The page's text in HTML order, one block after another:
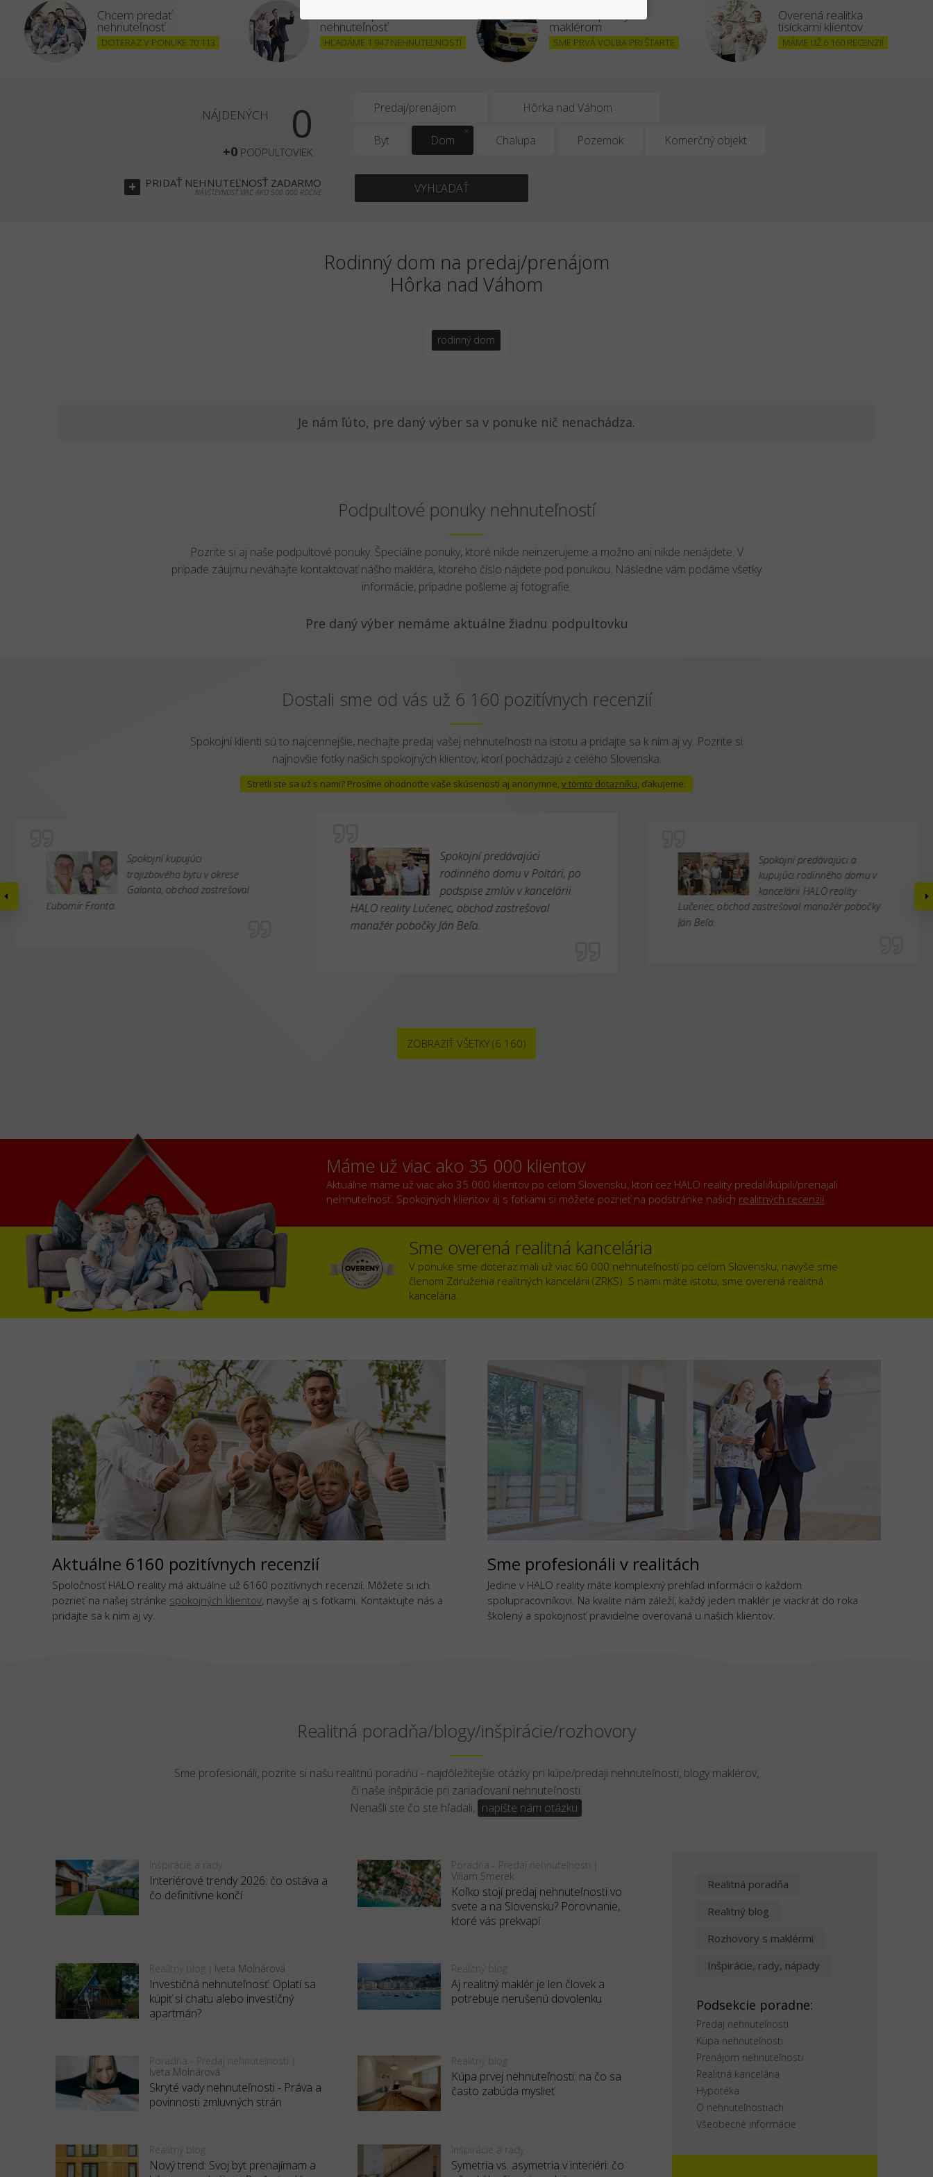
Chcem predať
nehnuteľnosť
DOTERAZ V PONUKE 70 113
nehnuteľnosť
HĽADÁME 1 947 NEHNUTEĽNOSTÍ
maklérom
SME PRVÁ VOĽBA PRI ŠTARTE
Overená realitka
tisíckami klientov
MÁME UŽ 6 160 RECENZIÍ
Predaj/prenájom
Byt Dom Chalupa Pozemok Komerčný objekt
VYHĽADAŤ
NÁJDENÝCH 0
+0 PODPULTOVIEK
+ PRIDAŤ NEHNUTEĽNOSŤ ZADARMO
NÁVŠTEVNOSŤ VIAC AKO 500 000 ROČNE
Rodinný dom na predaj/prenájom
Hôrka nad Váhom
rodinný dom
Je nám ľúto, pre daný výber sa v ponuke nič nenachádza.
Podpultové ponuky nehnuteľností
Pozrite si aj naše podpultové ponuky. Špeciálne ponuky, ktoré nikde neinzerujeme a možno ani nikde nenájdete. V
prípade záujmu neváhajte kontaktovať nášho makléra, ktorého číslo nájdete pod ponukou. Následne vám podáme všetky
informácie, prípadne pošleme aj fotografie.
Pre daný výber nemáme aktuálne žiadnu podpultovku
Dostali sme od vás už 6 160 pozitívnych recenzií
Spokojní klienti sú to najcennejšie, nechajte predaj vašej nehnuteľnosti na istotu a pridajte sa k ním aj vy. Pozrite si
najnovšie fotky našich spokojných klientov, ktorí pochádzajú z celého Slovenska.
Stretli ste sa už s nami? Prosíme ohodnoťte vaše skúsenosti aj anonymne, v tomto dotazníku, ďakujeme.
Spokojní kupujúci
trojizbového bytu v okrese
Galanta, obchod zastrešoval
Ľubomír Franta.
Spokojní predávajúci
rodinného domu v Poltári, po
podspise zmlúv v kancelárii
HALO reality Lučenec, obchod zastrešoval
manažér pobočky Ján Beľa.
Spokojní predávajúci a
kupujúci rodinného domu v
kancelárii HALO reality
Lučenec, obchod zastrešoval manažér pobočky
Ján Beľa.
ZOBRAZIŤ VŠETKY (6 160)
Máme už viac ako 35 000 klientov
Aktuálne máme už viac ako 35 000 klientov po celom Slovensku, ktorí cez HALO reality predali/kúpili/prenajali
nehnuteľnosť. Spokojných klientov aj s fotkami si môžete pozrieť na podstránke našich realitných recenzií.
Sme overená realitná kancelária
V ponuke sme doteraz mali už viac 60 000 nehnuteľností po celom Slovensku, navyše sme
členom Združenia realitných kancelárii (ZRKS). S nami máte istotu, sme overená realitná
kancelária.
Aktuálne 6160 pozitívnych recenzií
Spoločnosť HALO reality má aktuálne už 6160 pozitívnych recenzií. Môžete si ich
pozrieť na našej stránke spokojných klientov, navyše aj s fotkami. Kontaktujte nás a
pridajte sa k nim aj vy.
Sme profesionáli v realitách
Jedine v HALO reality máte komplexný prehľad informácii o každom
spolupracovníkovi. Na kvalite nám záleží, každý jeden maklér je viackrát do roka
školený a spokojnosť pravidelne overovaná u našich klientov.
Realitná poradňa/blogy/inšpirácie/rozhovory
Sme profesionáli, pozrite si našu realitnú poradňu - najdôležitejšie otázky pri kúpe/predaji nehnuteľnosti, blogy maklérov,
či naše inšpirácie pri zariaďovaní nehnuteľnosti.
Nenašli ste čo ste hľadali, napíšte nám otázku .
Inšpirácie a rady
Interiérové trendy 2026: čo ostáva a
čo definitívne končí
Poradňa - Predaj nehnuteľnosti
Viliam Smerek
Koľko stojí predaj nehnuteľnosti vo
svete a na Slovensku? Porovnanie,
ktoré vás prekvapí
Realitný blog Iveta Molnárová
Investičná nehnuteľnosť: Oplatí sa
kúpiť si chatu alebo investičný
apartmán?
Realitný blog
Aj realitný maklér je len človek a
potrebuje nerušenú dovolenku
Poradňa - Predaj nehnuteľnosti
Iveta Molnárová
Skryté vady nehnuteľnosti - Práva a
povinnosti zmluvných strán
Realitný blog
Kúpa prvej nehnuteľnosti: na čo sa
často zabúda myslieť
Realitný blog
Nový trend: Svoj byt prenajímam a
Inšpirácie a rady
Symetria vs. asymetria v interiéri: čo
Realitná poradňa
Realitný blog
Rozhovory s maklérmi
Inšpirácie, rady, nápady
Podsekcie poradne:
Predaj nehnuteľnosti
Kúpa nehnuteľnosti
Prenájom nehnuteľnosti
Realitná kancelária
Hypotéka
O nehnuteľnostiach
Všeobecné informácie